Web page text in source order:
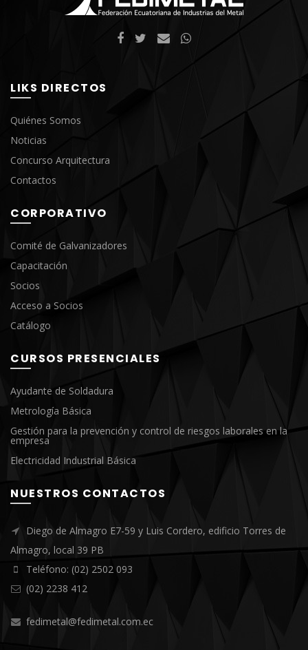
LIKS DIRECTOS
Quiénes Somos
Noticias
Concurso Arquitectura
Contactos
CORPORATIVO
Comité de Galvanizadores
Capacitación
Socios
Acceso a Socios
Catálogo
CURSOS PRESENCIALES
Ayudante de Soldadura
Metrología Básica
Gestión para la prevención y control de riesgos laborales en la
empresa
Electricidad Industrial Básica
NUESTROS CONTACTOS
Diego de Almagro E7-59 y Luis Cordero, edificio Torres de
Almagro, local 39 PB
Teléfono: (02) 2502 093
(02) 2238 412
fedimetal@fedimetal.com.ec